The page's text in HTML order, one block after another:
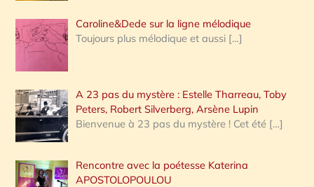
Caroline&Dede sur la ligne mélodique
Toujours plus mélodique et aussi […]
A 23 pas du mystère : Estelle Tharreau, Toby
Peters, Robert Silverberg, Arsène Lupin
Bienvenue à 23 pas du mystère ! Cet été […]
Rencontre avec la poétesse Katerina
APOSTOLOPOULOU